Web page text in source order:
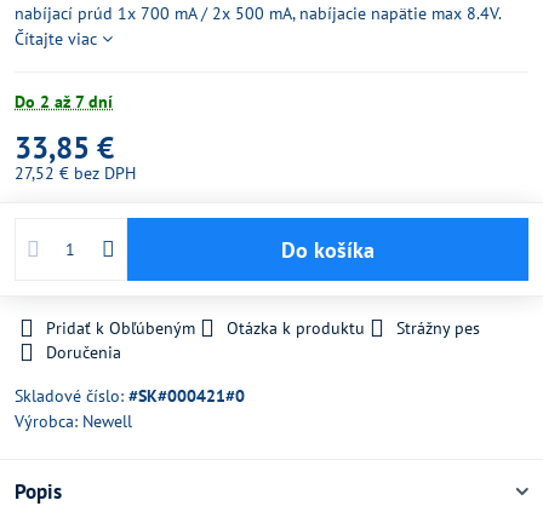
nabíjací prúd 1x 700 mA / 2x 500 mA, nabíjacie napätie max 8.4V.
Čítajte viac
Do 2 až 7 dní
33,85 €
27,52 € bez DPH
Do košíka
Pridať k Obľúbeným Otázka k produktu
Strážny pes
Doručenia
Skladové číslo: #SK#000421#0
Výrobca: Newell
Popis